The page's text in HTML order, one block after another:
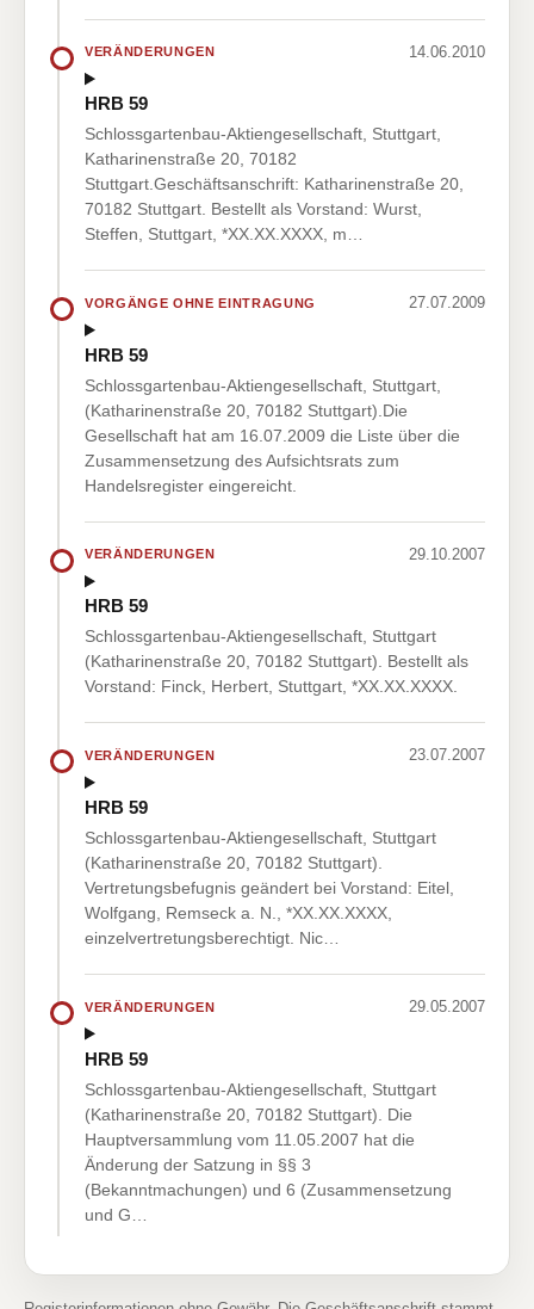
VERÄNDERUNGEN 14.06.2010
HRB 59
Schlossgartenbau-Aktiengesellschaft, Stuttgart,
Katharinenstraße 20, 70182
Stuttgart.Geschäftsanschrift: Katharinenstraße 20,
70182 Stuttgart. Bestellt als Vorstand: Wurst,
Steffen, Stuttgart, *XX.XX.XXXX, m…
VORGÄNGE OHNE EINTRAGUNG 27.07.2009
HRB 59
Schlossgartenbau-Aktiengesellschaft, Stuttgart,
(Katharinenstraße 20, 70182 Stuttgart).Die
Gesellschaft hat am 16.07.2009 die Liste über die
Zusammensetzung des Aufsichtsrats zum
Handelsregister eingereicht.
VERÄNDERUNGEN 29.10.2007
HRB 59
Schlossgartenbau-Aktiengesellschaft, Stuttgart
(Katharinenstraße 20, 70182 Stuttgart). Bestellt als
Vorstand: Finck, Herbert, Stuttgart, *XX.XX.XXXX.
VERÄNDERUNGEN 23.07.2007
HRB 59
Schlossgartenbau-Aktiengesellschaft, Stuttgart
(Katharinenstraße 20, 70182 Stuttgart).
Vertretungsbefugnis geändert bei Vorstand: Eitel,
Wolfgang, Remseck a. N., *XX.XX.XXXX,
einzelvertretungsberechtigt. Nic…
VERÄNDERUNGEN 29.05.2007
HRB 59
Schlossgartenbau-Aktiengesellschaft, Stuttgart
(Katharinenstraße 20, 70182 Stuttgart). Die
Hauptversammlung vom 11.05.2007 hat die
Änderung der Satzung in §§ 3
(Bekanntmachungen) und 6 (Zusammensetzung
und G…